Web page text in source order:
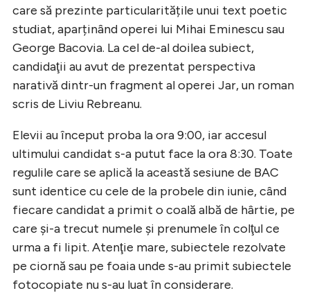
care să prezinte particularitățile unui text poetic
studiat, aparținând operei lui Mihai Eminescu sau
George Bacovia. La cel de-al doilea subiect,
candidaţii au avut de prezentat perspectiva
narativă dintr-un fragment al operei Jar, un roman
scris de Liviu Rebreanu.
Elevii au început proba la ora 9:00, iar accesul
ultimului candidat s-a putut face la ora 8:30. Toate
regulile care se aplică la această sesiune de BAC
sunt identice cu cele de la probele din iunie, când
fiecare candidat a primit o coală albă de hârtie, pe
care şi-a trecut numele şi prenumele în colţul ce
urma a fi lipit. Atenţie mare, subiectele rezolvate
pe ciornă sau pe foaia unde s-au primit subiectele
fotocopiate nu s-au luat în considerare.